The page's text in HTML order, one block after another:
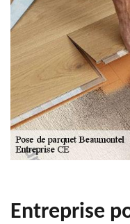
Entreprise